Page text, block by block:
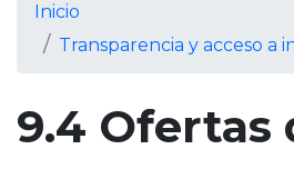
i
p
Inicio
Transparencia y acceso a
9.4 Ofertas